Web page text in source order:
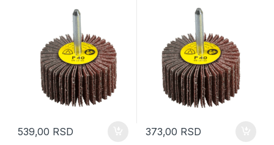
539,00 RSD 373,00 RSD